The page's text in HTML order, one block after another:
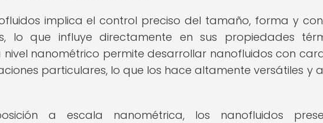
implica el control preciso del tamaño, forma y
lo que influye directamente en sus propiedades
nanométrico permite desarrollar nanofluidos con
particulares, lo que los hace altamente versátiles y
a escala nanométrica, los nanofluidos